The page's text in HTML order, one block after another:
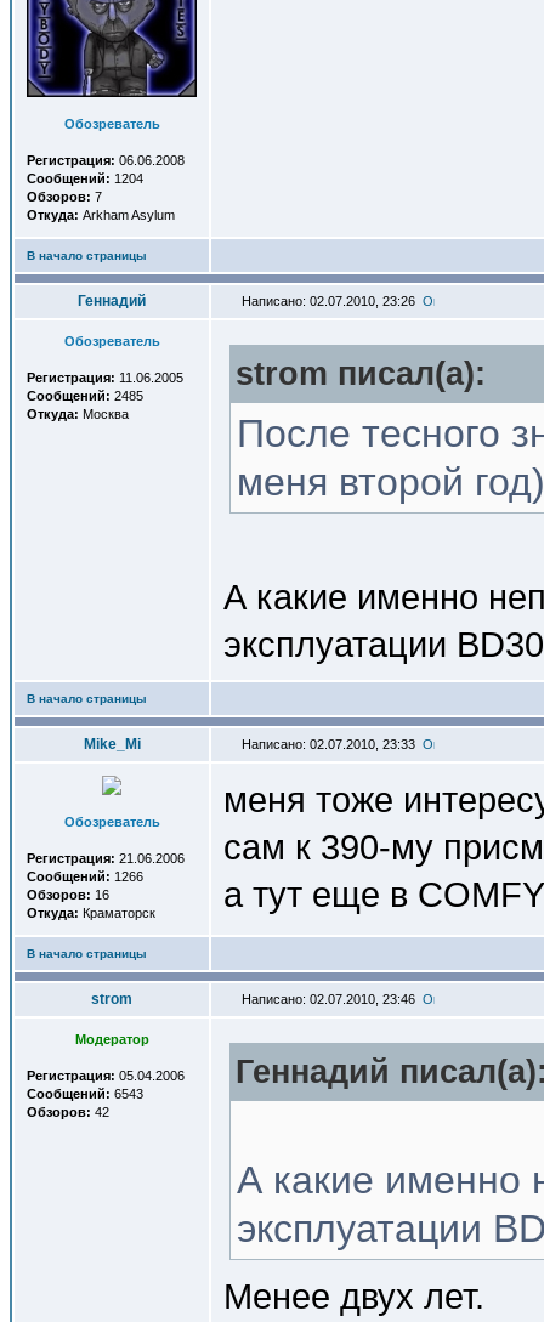
Обозреватель
Регистрация: 06.06.2008
Сообщений: 1204
Обзоров: 7
Откуда: Arkham Asylum
В начало страницы
Геннадий Написано: 02.07.2010, 23:26
Обозреватель
Регистрация: 11.06.2005
Сообщений: 2485
Откуда: Москва
strom писал(a):
После тесного
меня второй год)
А какие именно
эксплуатации
В начало страницы
Mike_Mi Написано: 02.07.2010, 23:33
Обозреватель
Регистрация: 21.06.2006
Сообщений: 1266
Обзоров: 16
Откуда: Краматорск
меня тоже
сам к 390-му
а тут еще в
В начало страницы
strom Написано: 02.07.2010, 23:46
Модератор
Регистрация: 05.04.2006
Сообщений: 6543
Обзоров: 42
Геннадий
А какие именно
эксплуатации
Менее двух лет.